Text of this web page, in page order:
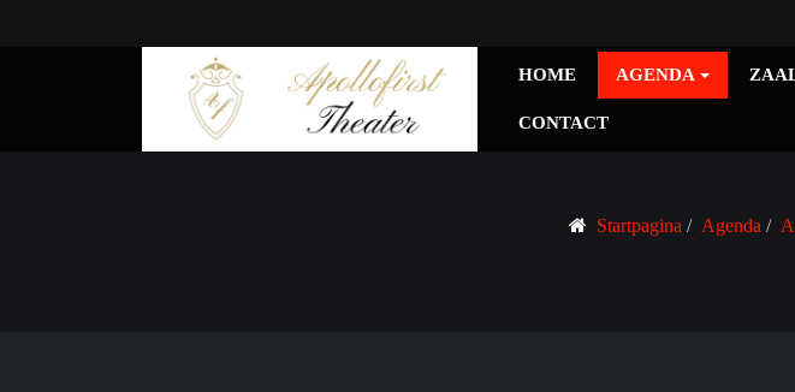
HOME AGENDA
CONTACT
Startpagina Agenda